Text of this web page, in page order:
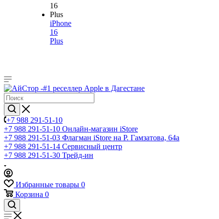
iPhone
16
Plus
+7 988 291-51-10
+7 988 291-51-10 Онлайн-магазин iStore
+7 988 291-51-03 Флагман iStore на Р. Гамзатова, 64а
+7 988 291-51-14 Сервисный центр
+7 988 291-51-30 Трейд-ин
Избранные товары 0
Корзина 0